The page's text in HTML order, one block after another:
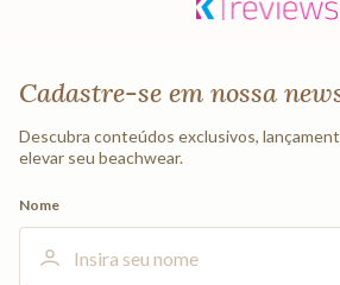
Cadastre-se em nossa
Descubra conteúdos exclusivos,
elevar seu beachwear.
Nome